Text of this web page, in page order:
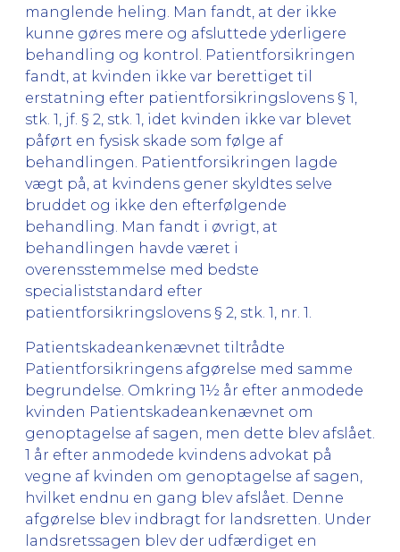
manglende heling. Man fandt, at der ikke
kunne gøres mere og afsluttede yderligere
behandling og kontrol. Patientforsikringen
fandt, at kvinden ikke var berettiget til
erstatning efter patientforsikringslovens § 1,
stk. 1, jf. § 2, stk. 1, idet kvinden ikke var blevet
påført en fysisk skade som følge af
behandlingen. Patientforsikringen lagde
vægt på, at kvindens gener skyldtes selve
bruddet og ikke den efterfølgende
behandling. Man fandt i øvrigt, at
behandlingen havde været i
overensstemmelse med bedste
specialiststandard efter
patientforsikringslovens § 2, stk. 1, nr. 1.
Patientskadeankenævnet tiltrådte
Patientforsikringens afgørelse med samme
begrundelse. Omkring 1½ år efter anmodede
kvinden Patientskadeankenævnet om
genoptagelse af sagen, men dette blev afslået.
1 år efter anmodede kvindens advokat på
vegne af kvinden om genoptagelse af sagen,
hvilket endnu en gang blev afslået. Denne
afgørelse blev indbragt for landsretten. Under
landsretssagen blev der udfærdiget en